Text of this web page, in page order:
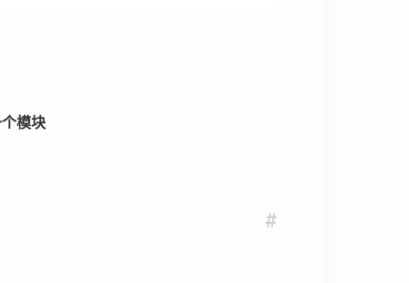
模块
#